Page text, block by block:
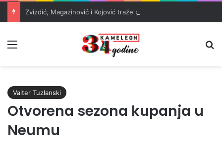
Valter Tuzlanski
Otvorena sezona kupanja u
Neumu